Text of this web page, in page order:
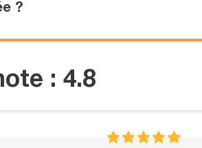
?
: 4.8